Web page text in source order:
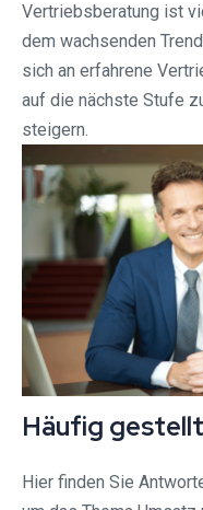
Vertriebsberatung ist
dem wachsenden
sich an erfahrene
auf die nächste Stufe
steigern.
Häufig
Hier finden Sie